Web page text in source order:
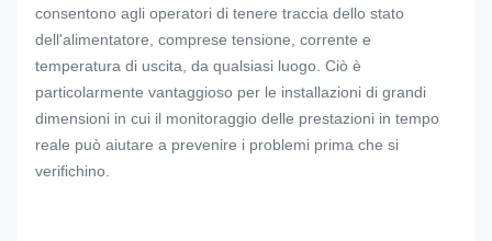
consentono agli operatori di tenere traccia dello stato
dell'alimentatore, comprese tensione, corrente e
temperatura di uscita, da qualsiasi luogo. Ciò è
particolarmente vantaggioso per le installazioni di grandi
dimensioni in cui il monitoraggio delle prestazioni in tempo
reale può aiutare a prevenire i problemi prima che si
verifichino.